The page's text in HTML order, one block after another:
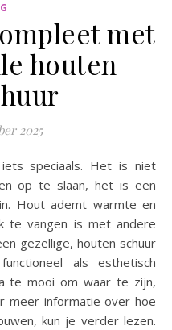
met
houten
2025
op te slaan, het is een
Hout ademt warmte en
te vangen is met andere
gezellige, houten schuur
als esthetisch
te mooi om waar te zijn,
meer informatie over hoe
kun je verder lezen.